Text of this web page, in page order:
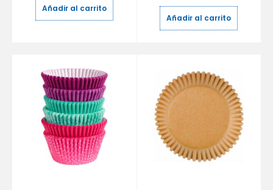
Añadir al carrito
Añadir al carrito